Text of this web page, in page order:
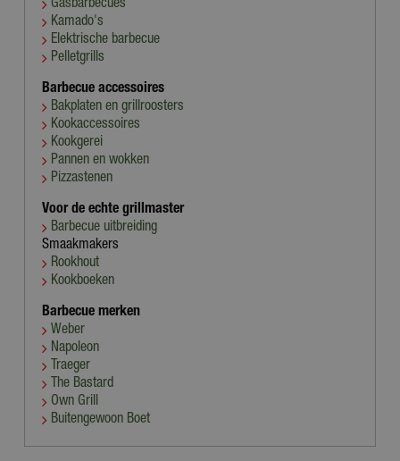
Gasbarbecues
Kamado's
Elektrische barbecue
Pelletgrills
Barbecue accessoires
Bakplaten en grillroosters
Kookaccessoires
Kookgerei
Pannen en wokken
Pizzastenen
Voor de echte grillmaster
Barbecue uitbreiding
Smaakmakers
Rookhout
Kookboeken
Barbecue merken
Weber
Napoleon
Traeger
The Bastard
Own Grill
Buitengewoon Boet